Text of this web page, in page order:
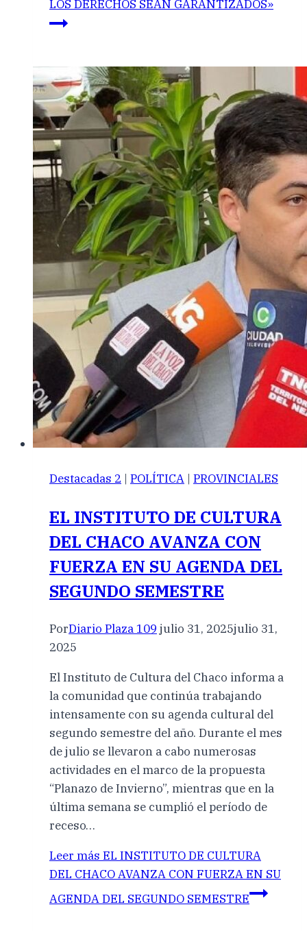
LOS DERECHOS SEAN GARANTIZADOS»
Destacadas 2 | POLÍTICA | PROVINCIALES
EL INSTITUTO DE CULTURA
DEL CHACO AVANZA CON
FUERZA EN SU AGENDA DEL
SEGUNDO SEMESTRE
PorDiario Plaza 109 julio 31, 2025julio 31,
2025
El Instituto de Cultura del Chaco informa a
la comunidad que continúa trabajando
intensamente con su agenda cultural del
segundo semestre del año. Durante el mes
de julio se llevaron a cabo numerosas
actividades en el marco de la propuesta
“Planazo de Invierno”, mientras que en la
última semana se cumplió el período de
receso…
Leer más EL INSTITUTO DE CULTURA
DEL CHACO AVANZA CON FUERZA EN SU
AGENDA DEL SEGUNDO SEMESTRE